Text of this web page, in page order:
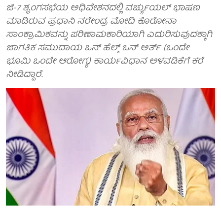
ಜಿ-7 ಶೃಂಗಸಭೆಯ ಅಧಿವೇಶನದಲ್ಲಿ ವರ್ಚ್ಯುಯಲ್ ಭಾಷಣ
ಮಾಡಿರುವ ಪ್ರಧಾನಿ ನರೇಂದ್ರ ಮೋದಿ ಕೊರೋನಾ
ಸಾಂಕ್ರಾಮಿಕವನ್ನು ಪರಿಣಾಮಕಾರಿಯಾಗಿ ಎದುರಿಸುವುದಕ್ಕಾಗಿ
ಜಾಗತಿಕ ಸಮುದಾಯ ಒನ್ ಹೆಲ್ತ್ ಒನ್ ಅರ್ತ್ (ಒಂದೇ
ಭೂಮಿ ಒಂದೇ ಆರೋಗ್ಯ) ಕಾರ್ಯವಿಧಾನ ಅಳವಡಿಕೆಗೆ ಕರೆ
ನೀಡಿದ್ದಾರೆ.